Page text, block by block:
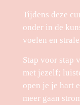
Tijdens deze
onder in de
voelen en
Stap voor stap
met jezelf;
open je je hart
meer gaan